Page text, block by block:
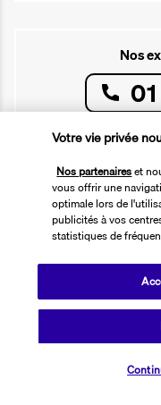
Nos
Réservations 7j/7 du
Depuis
(Prix
Votre vie privée
Nos partenaireset
vous offrir une
optimale lors de
publicités à vos
statistiques de